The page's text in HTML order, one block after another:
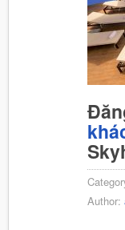
Author: